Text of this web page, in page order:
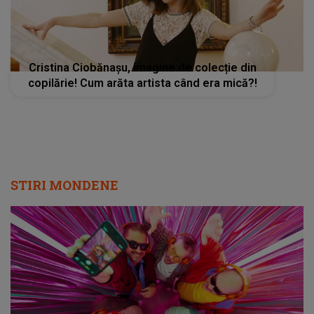
Cristina Ciobănașu, imagine de colecție din
copilărie! Cum arăta artista când era mică?!
STIRI MONDENE